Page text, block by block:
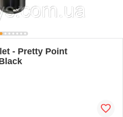
- Pretty Point